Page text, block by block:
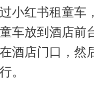
小红书租童车
车放到酒店前
酒店门口，然
。